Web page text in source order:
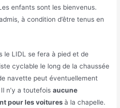
enfants sont les bienvenus.
à condition d’être tenus en
le LIDL se fera à pied et de
cyclable le long de la chaussée
navette peut éventuellement
n’y a toutefoisaucune
pour les voituresà la chapelle.